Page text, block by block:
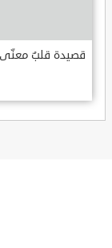
قصيدة قلبٌ معنّى